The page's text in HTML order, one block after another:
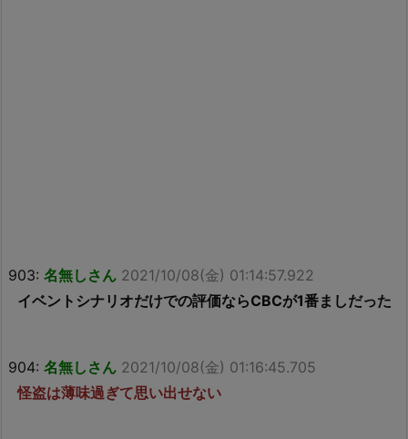
903: 名無しさん 2021/10/08(金) 01:14:57.922
イベントシナリオだけでの評価ならCBCが1番ましだった
904: 名無しさん 2021/10/08(金) 01:16:45.705
怪盗は薄味過ぎて思い出せない